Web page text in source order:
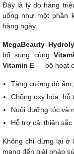
Đây là lý do hàng
uống như một phần
hàng ngày.
MegaBeauty
bổ sung cùng
Vitamin E — bộ hoạt
Tăng cường độ
Chống oxy hóa, hỗ
Nuôi dưỡng tóc và
Hỗ trợ cải thiện
Không chỉ dừng lại ở
mang đến giải pháp